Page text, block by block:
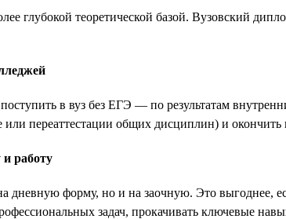
глубокой теоретической базой. Вузовский
в вуз без ЕГЭ — по результатам
или переаттестации общих дисциплин) и окончить
работу
дневную форму, но и на заочную. Это выгоднее,
задач, прокачивать ключевые